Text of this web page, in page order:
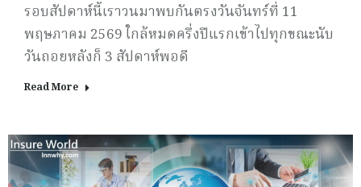
รอบสัปดาห์นี้เราวนมาพบกันตรงวันจันทร์ที่ 11
พฤษภาคม 2569 ใกล้หมดครึ่งปีแรกเข้าไปทุกขณะนับ
วันถอยหลังก็ 3 สัปดาห์พอดี
Read More